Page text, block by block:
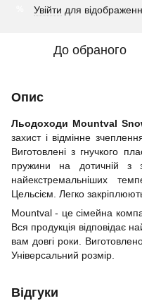
Увійти для
До обраного
Опис
Льодоходи Mountval
захист і відмінне
Виготовлені з гнучкого
пружини на дотичній з
найекстремальніших
Цельсієм. Легко
Mountval - це сімейна
Вся продукція відповідає
вам довгі роки.
Універсальний розмір.
Відгуки